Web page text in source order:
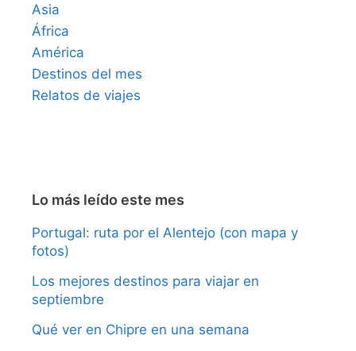
Asia
África
América
Destinos del mes
Relatos de viajes
Lo más leído este mes
Portugal: ruta por el Alentejo (con mapa y
fotos)
Los mejores destinos para viajar en
septiembre
Qué ver en Chipre en una semana